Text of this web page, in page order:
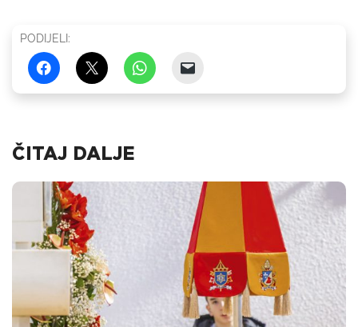
PODIJELI:
ČITAJ DALJE